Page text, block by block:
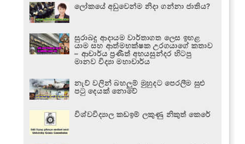
ලෝකයේ අඩුවෙන්ම නිදා ගන්නා ජාතිය?
සුරාබදු ආදායම වාර්තාගත ලෙස ඉහළ
යාම සහ ආත්මභක්ෂක උරගයාගේ කතාව
– ආචාර්ය ප්‍රණීත් අභයසුන්දර හිටපු
මානව විද්‍යා මහාචාර්ය
නැව් වලින් බහලුම් මුහුදට පෙරලීම සුළු
පටු දෙයක් නොවේ
විශ්වවිද්‍යාල කඩඉම් ලකුණු නිකුත් කෙරේ